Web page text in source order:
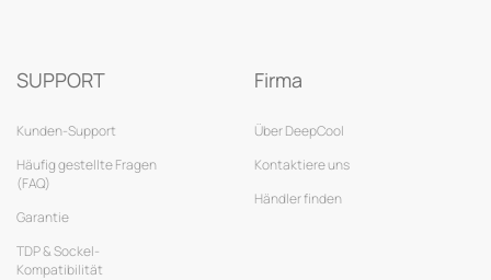
SUPPORT
Kunden-Support
Häufig gestellte Fragen
(FAQ)
Garantie
TDP & Sockel-
Kompatibilität
Firma
Über DeepCool
Kontaktiere uns
Händler finden